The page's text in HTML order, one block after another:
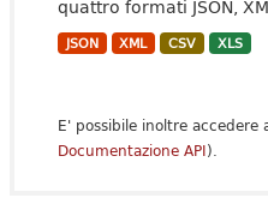
quattro formati JSON,
JSON XML CSV XLS
E' possibile inoltre accedere
Documentazione API).